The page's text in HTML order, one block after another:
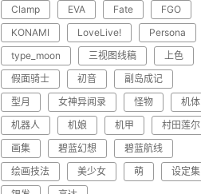
Clamp EVA Fate
FGO
KONAMI
LoveLive!
Persona
type_moon
三视图线稿
上色
假面骑士
初音
副岛成记
型月
女神异闻录 怪物
机体
机器人
机娘 机甲
村田莲尔
画集
碧蓝幻想
碧蓝航线
绘画技法
美少女 萌
设定集